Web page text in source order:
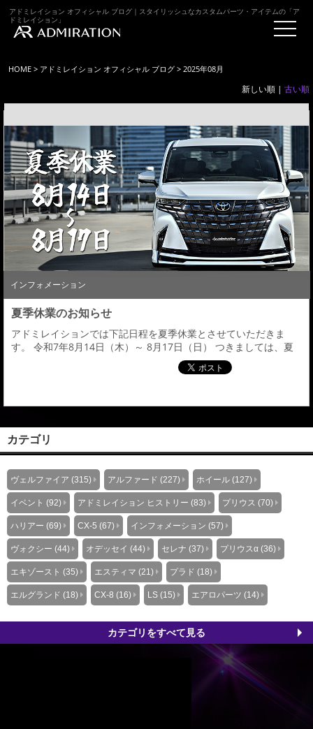
アドミレイション オフィシャル ブログ｜スタイリッシュなカスタムパーツ・アイテムの「ア
ドミレイション」
HOME > アドミレイション オフィシャル ブログ > 2025年08月
新しい順 | 古い順
インフォメーション
夏季休業のお知らせ
アドミレイションでは下記日程を夏季休業とさせていただきま
す。 令和7年8月14日（木）～ 8月17日（日） つきましては、夏
季休業期間中は生産工場が休業となります為、通常よりも納期に
お時間を頂戴致します。 夏季休業以降に随時生産発送を行って参
カテゴリ
ヴェルファイア (315) アルファード (227) ホイール (127)
イベント (92) アドミレイション ヒストリー (83) プリウス (70)
ハリアー (69) CX-5 (67) インフォメーション (57)
ヴォクシー (44) オデッセイ (44) セレナ (37) プリウスα (36)
エキゾースト (35) エスティマ (21) プラド (18)
エルグランド (18) CX-8 (16) LS (15) エアロパーツ (14)
カテゴリをすべて見る